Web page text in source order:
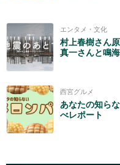
エンタメ・文化
村上春樹さん
真一さんと鳴
西宮グルメ
あなたの知ら
べレポート